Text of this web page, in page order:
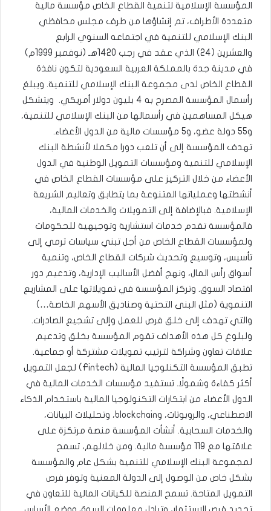
المؤسسة الإسلامية لتنمية القطاع الخاص مؤسسة مالية
متعددة الأطراف، تم إنشاؤها من طرف مجلس محافظي
البنك الإسلامي للتنمية في اجتماعه السنوي الرابع
والعشرين (24) الذي عقد في رجب 1420هـ (نوفمبر 1999م)
في مدينة جدة بالمملكة العربية السعودية لتكون نافذة
القطاع الخاص لدى مجموعة البنك الإسلامي للتنمية. ويبلغ
رأسمال المؤسسة المصرح به 4 بليون دولار أمريكي. ويتشكل
هيكل المساهمين في رأسمالها من البنك الإسلامي للتنمية،
و55 دولة عضو، و5 مؤسسات مالية من الدول الأعضاء.
تهدف المؤسسة إلى أن تلعب دورا مكملا لأنشطة البنك
الإسلامي للتنمية ومؤسسات التمويل الوطنية في الدول
الأعضاء من خلال التركيز على مؤسسات القطاع الخاص في
أنشطتها وعملياتها المتنوعة بما يتطابق وتعاليم الشريعة
الإسلامية. فبالإضافة إلى التمويلات والخدمات المالية،
فالمؤسسة تقدم خدمات استشارية وتوجيهية للحكومات
ولمؤسسات القطاع الخاص من أجل تبني سياسات ترمي إلى
تأسيس، وتوسيع وتحديث شركات القطاع الخاص، وتنمية
أسواق رأس المال، ونهج أفضل الأساليب الإدارية، وتدعيم دور
اقتصاد السوق. وتركز المؤسسة في تمويلاتها على المشاريع
التنموية (مثل البنى التحتية وصناديق الأسهم الخاصة…)
والتي تهدف إلى خلق فرص للعمل وإلى تشجيع الصادرات.
ولبلوغ كل هذه الأهداف تقوم المؤسسة بخلق وتدعيم
علاقات تعاون وشراكة لترتيب تمويلات مشتركة أو جماعية.
تطبق المؤسسة التكنلوجيا المالية (Fintech) لجعل التمويل
أكثر كفاءة وشمولًا. تستفيد مؤسسات الخدمات المالية في
الدول الأعضاء من ابتكارات التكنولوجيا المالية باستخدام الذكاء
الاصطناعي، والروبوتات، وblockchain، وتحليلات البيانات،
والخدمات السحابية. أنشأت المؤسسة منصة مرتكزة على
علاقتها مع 119 مؤسسة مالية. ومن خلالهم، تسمح
لمجموعة البنك الإسلامي للتنمية بشكل عام والمؤسسة
بشكل خاص من الوصول إلى الدولة المعنية وتوفر فرص
التمويل المتاحة. تسمح المنصة للكيانات المالية للتعاون في